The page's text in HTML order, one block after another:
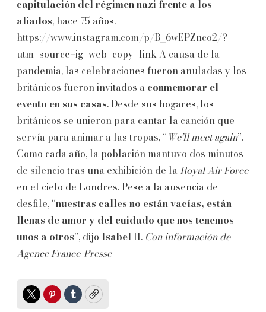
capitulación del régimen nazi frente a los
aliados, hace 75 años.
https://www.instagram.com/p/B_6wEPZnco2/?
utm_source=ig_web_copy_link A causa de la
pandemia, las celebraciones fueron anuladas y los
británicos fueron invitados a conmemorar el
evento en sus casas. Desde sus hogares, los
británicos se unieron para cantar la canción que
servía para animar a las tropas, “We’ll meet again”.
Como cada año, la población mantuvo dos minutos
de silencio tras una exhibición de la Royal Air Force
en el cielo de Londres. Pese a la ausencia de
desfile, “nuestras calles no están vacías, están
llenas de amor y del cuidado que nos tenemos
unos a otros”, dijo IsabelII. Con información de
Agence France-Presse
TwitterPinterest
TumblrCopy